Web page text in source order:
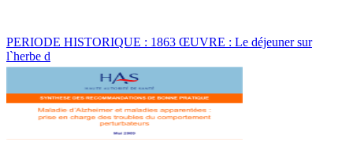
PERIODE HISTORIQUE : 1863 ŒUVRE : Le déjeuner sur
l`herbe d